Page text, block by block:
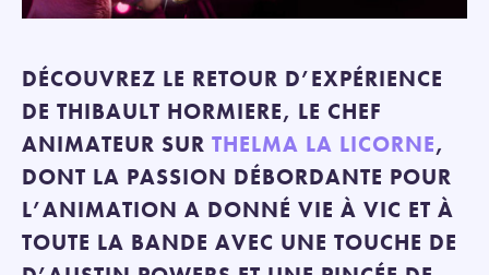
DÉCOUVREZ LE RETOUR D’EXPÉRIENCE
DE THIBAULT HORMIERE, LE CHEF
ANIMATEUR SUR THELMA LA LICORNE,
DONT LA PASSION DÉBORDANTE POUR
L’ANIMATION A DONNÉ VIE À VIC ET À
TOUTE LA BANDE AVEC UNE TOUCHE DE